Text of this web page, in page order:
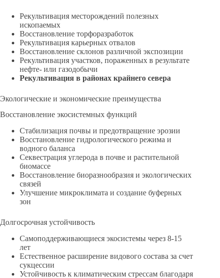
Рекультивация месторождений полезных
ископаемых
Восстановление торфоразработок
Рекультивация карьерных отвалов
Восстановление склонов различной экспозиции
Рекультивация участков, пораженных в результате
нефте- или газодобычи
Рекультивация в районах крайнего севера
Экологические и экономические преимущества
Восстановление экосистемных функций
Стабилизация почвы и предотвращение эрозии
Восстановление гидрологического режима и
водного баланса
Секвестрация углерода в почве и растительной
биомассе
Восстановление биоразнообразия и экологических
связей
Улучшение микроклимата и создание буферных
зон
Долгосрочная устойчивость
Самоподдерживающиеся экосистемы через 8-15
лет
Естественное расширение видового состава за счет
сукцессии
Устойчивость к климатическим стрессам благодаря